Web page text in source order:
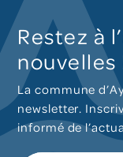
Restez à
nouvelles
La commune
newsletter.
informé de